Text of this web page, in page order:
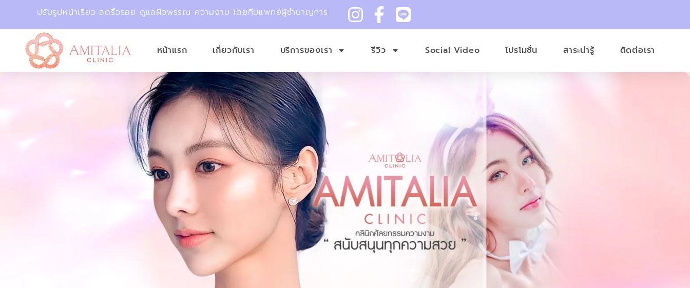
ปรับรูปหน้าเรียว ลดริ้วรอย ดูแลผิวพรรณ ความงาม โดยทีมแพทย์ผู้ชำนาญการ
หน้าแรก เกี่ยวกับเรา บริการของเรา รีวิว Social Video โปรโมชั่น สาระน่ารู้ ติดต่อเรา